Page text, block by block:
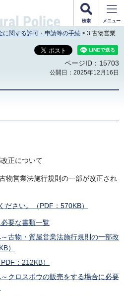
検索 メニュー
に関する許可・申請等の手続 > 3.古物営業
ページID：15703
公開日：2025年12月16日
正について
業法施行規則の一部が改正され
ださい。（PDF：570KB）
要な書類一覧
古物・質屋営業法施行規則の一部改
）
：212KB）
クロスボウの販売をする場合に必要